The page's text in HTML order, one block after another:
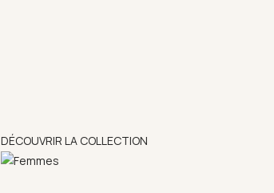
DÉCOUVRIR LA COLLECTION